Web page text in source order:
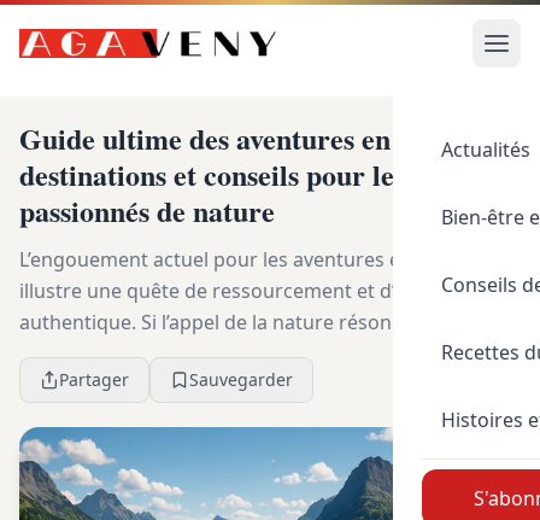
Actualités
Bien-être
Conseils
Recettes
Histoires
Guide ultime des aventures en plein air:
destinations et conseils pour les
passionnés de nature
L’engouement actuel pour les aventures en plein air
illustre une quête de ressourcement et d’aventure
authentique. Si l’appel de la nature résonne en nous,
c’est pour la promesse de bien-être et d’éva...
Partager Sauvegarder